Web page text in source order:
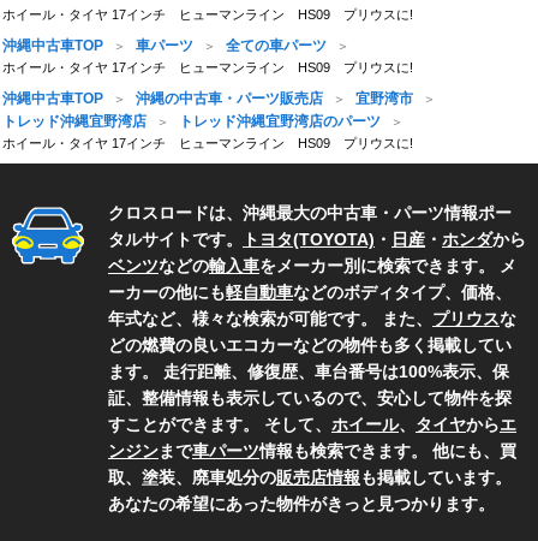
ホイール・タイヤ 17インチ ヒューマンライン HS09 プリウスに!
沖縄中古車TOP 車パーツ 全ての車パーツ
ホイール・タイヤ 17インチ ヒューマンライン HS09 プリウスに!
沖縄中古車TOP 沖縄の中古車・パーツ販売店
宜野湾市
トレッド沖縄宜野湾店
トレッド沖縄宜野湾店のパーツ
ホイール・タイヤ 17インチ ヒューマンライン HS09 プリウスに!
クロスロードは、沖縄最大の中古車・パーツ情報ポー
タルサイトです。
トヨタ(TOYOTA) ・ 日産 ・ ホンダから
ベンツなどの輸入車をメーカー別に検索できます。 メ
ーカーの他にも軽自動車などのボディタイプ、価格、
年式など、様々な検索が可能です。 また、 プリウスな
どの燃費の良いエコカーなどの物件も多く掲載してい
ます。 走行距離、修復歴、車台番号は100%表示、保
証、整備情報も表示しているので、安心して物件を探
すことができます。 そして、 ホイール、 タイヤからエ
ンジンまで車パーツ情報も検索できます。 他にも、買
取、塗装、廃車処分の販売店情報も掲載しています。
あなたの希望にあった物件がきっと見つかります。